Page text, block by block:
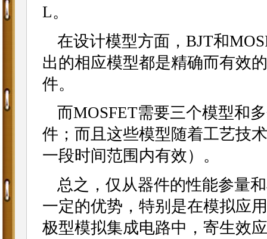
L。
在设计模型方面，BJT和
出的相应模型都是精确而有效
件。
而MOSFET需要三个模型和
件；而且这些模型随着工艺技
一段时间范围内有效）。
总之，仅从器件的性能参量
一定的优势，特别是在模拟应
极型模拟集成电路中，寄生效